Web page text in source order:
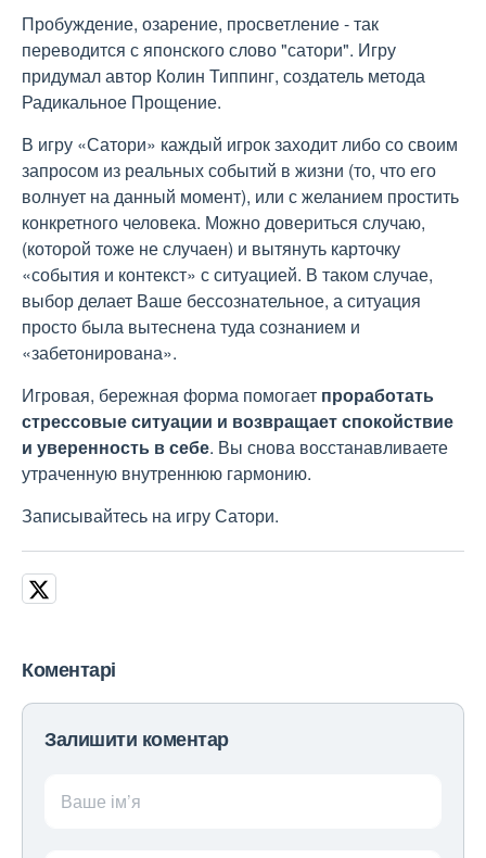
Пробуждение, озарение, просветление - так
переводится с японского слово "сатори". Игру
придумал автор Колин Типпинг, создатель метода
Радикальное Прощение.
В игру «Сатори» каждый игрок заходит либо со своим
запросом из реальных событий в жизни (то, что его
волнует на данный момент), или с желанием простить
конкретного человека. Можно довериться случаю,
(которой тоже не случаен) и вытянуть карточку
«события и контекст» с ситуацией. В таком случае,
выбор делает Ваше бессознательное, а ситуация
просто была вытеснена туда сознанием и
«забетонирована».
Игровая, бережная форма помогает проработать
стрессовые ситуации и возвращает спокойствие
и уверенность в себе. Вы снова восстанавливаете
утраченную внутреннюю гармонию.
Записывайтесь на игру Сатори.
Коментарі
Залишити коментар
Ваше ім’я